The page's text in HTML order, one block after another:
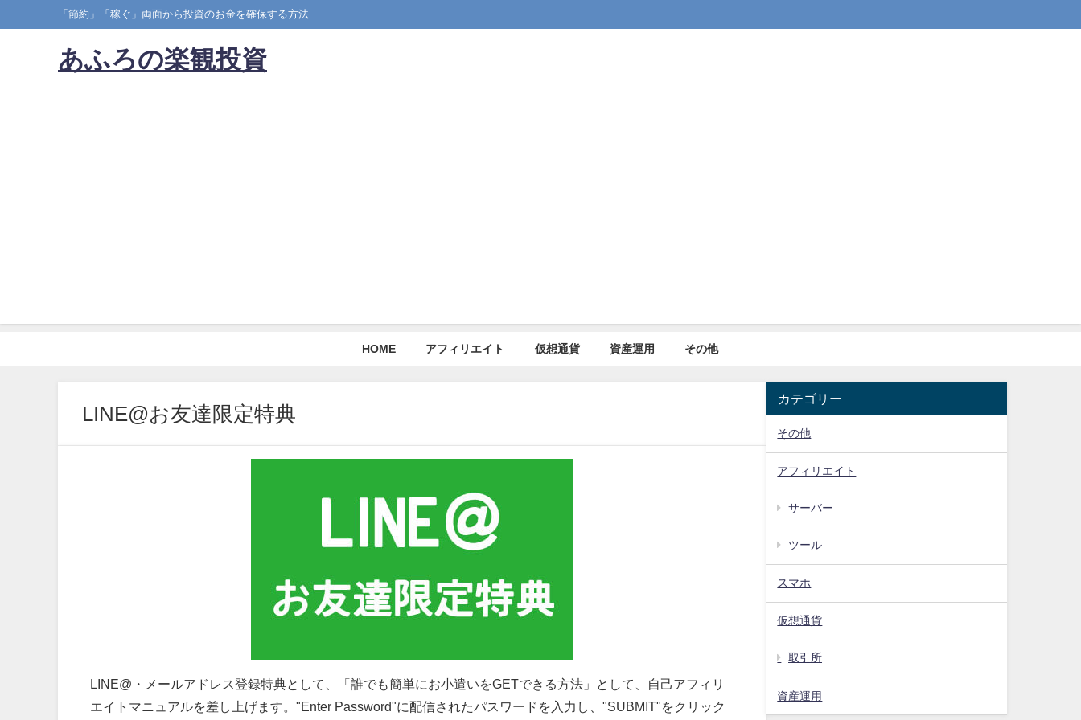
「節約」「稼ぐ」両面から投資のお金を確保する方法
あふろの楽観投資
HOME アフィリエイト 仮想通貨 資産運用 その他
LINE@お友達限定特典
LINE@・メールアドレス登録特典として、「誰でも簡単にお小遣いをGETできる方法」として、自己アフィリ
エイトマニュアルを差し上げます。"Enter Password"に配信されたパスワードを入力し、"SUBMIT"をクリック
カテゴリー
その他
アフィリエイト
サーバー
ツール
スマホ
仮想通貨
取引所
資産運用